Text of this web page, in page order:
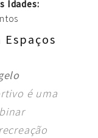
Idades:
é uma